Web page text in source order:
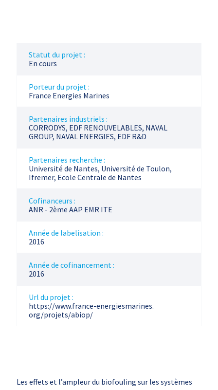
Statut du projet :
En cours
Porteur du projet :
France Energies Marines
Partenaires industriels :
CORRODYS, EDF RENOUVELABLES, NAVAL
GROUP, NAVAL ENERGIES, EDF R&D
Partenaires recherche :
Université de Nantes, Université de Toulon,
Ifremer, Ecole Centrale de Nantes
Cofinanceurs :
ANR - 2ème AAP EMR ITE
Année de labelisation :
2016
Année de cofinancement :
2016
Url du projet :
https://www.france-energiesmarines.
org/projets/abiop/
Les effets et l’ampleur du biofouling sur les systèmes